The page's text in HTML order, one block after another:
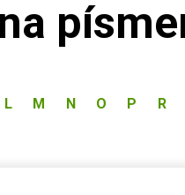
L M N O P R